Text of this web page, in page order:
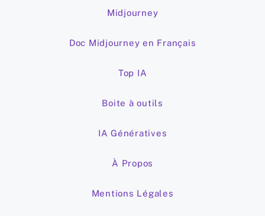
Midjourney
Doc Midjourney en Français
Top IA
Boite à outils
IA Génératives
À Propos
Mentions Légales